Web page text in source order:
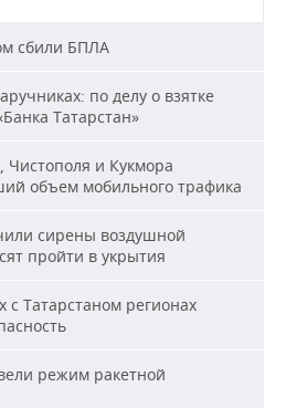
сбили БПЛА
по делу о взятке
Татарстан»
Чистополя и Кукмора
объем мобильного трафика
сирены воздушной
пройти в укрытия
с Татарстаном регионах
режим ракетной